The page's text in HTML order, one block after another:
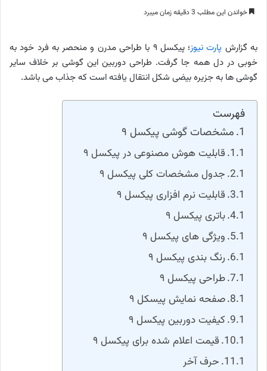
خواندن این مطلب 3 دقیقه زمان میبرد
به گزارش پارت نیوز
؛ پیکسل ۹ با طراحی مدرن و منحصر به فرد خود به
خوبی در دل همه جا گرفت. طراحی دوربین این گوشی بر خلاف سایر
گوشی ها به جزیره بیضی شکل انتقال یافته است که جذاب می باشد.
فهرست
مشخصات گوشی پیکسل ۹
قابلیت هوش مصنوعی در پیکسل ۹
جدول مشخصات کلی پیکسل ۹
قابلیت نرم افزاری پیکسل ۹
باتری پیکسل ۹
ویژگی های پیکسل ۹
رنگ بندی پیکسل ۹
طراحی پیکسل ۹
صفحه نمایش پیسکل ۹
کیفیت دوربین پیکسل ۹
قیمت اعلام شده برای پیکسل ۹
حرف آخر